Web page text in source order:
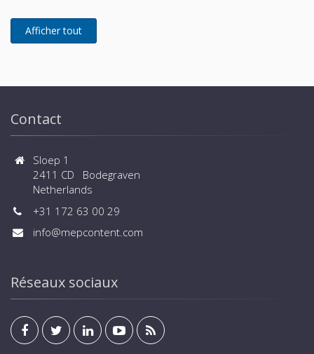
Contact
Sloep 1
2411 CD Bodegraven
Netherlands
+31 172 63 00 29
info@mepcontent.com
Réseaux sociaux